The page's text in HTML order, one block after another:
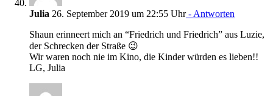
Julia 26. September 2019 um 22:55 Uhr- Antworten
Shaun erinneert mich an “Friedrich und Friedrich” aus Luzie,
der Schrecken der Straße 😉
Wir waren noch nie im Kino, die Kinder würden es lieben!!
LG, Julia